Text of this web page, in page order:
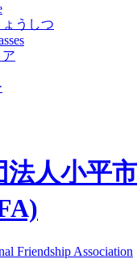
うしつ
法人小平
Friendship Association